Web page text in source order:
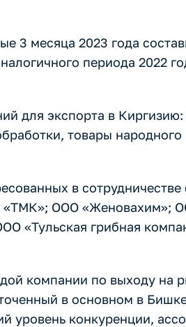
3 месяца 2023 года
периода 2022
для экспорта в
товары народного
в сотрудничестве
«ТМК»; ООО «Женовахим»;
«Тульская грибная
компании по выходу на
в основном в
уровень конкуренции,